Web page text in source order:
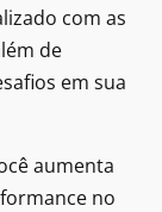
com as
de
em sua
aumenta
no